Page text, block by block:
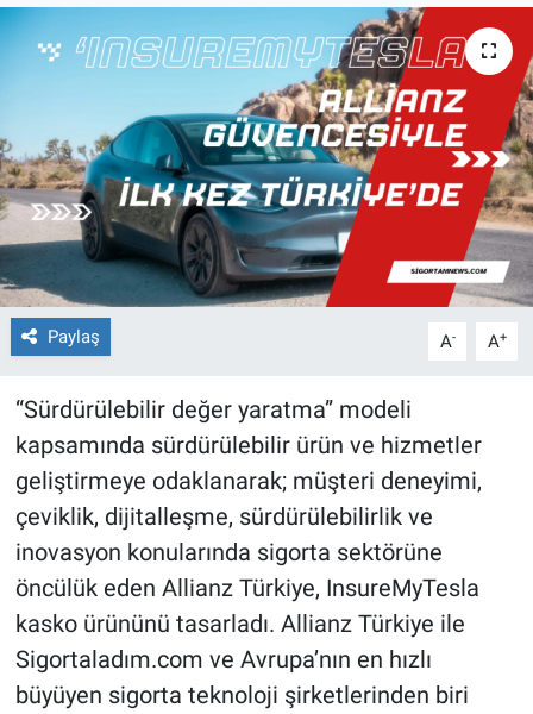
Paylaş A- A+
“Sürdürülebilir değer yaratma” modeli
kapsamında sürdürülebilir ürün ve hizmetler
geliştirmeye odaklanarak; müşteri deneyimi,
çeviklik, dijitalleşme, sürdürülebilirlik ve
inovasyon konularında sigorta sektörüne
öncülük eden Allianz Türkiye, InsureMyTesla
kasko ürününü tasarladı. Allianz Türkiye ile
Sigortaladım.com ve Avrupa’nın en hızlı
büyüyen sigorta teknoloji şirketlerinden biri